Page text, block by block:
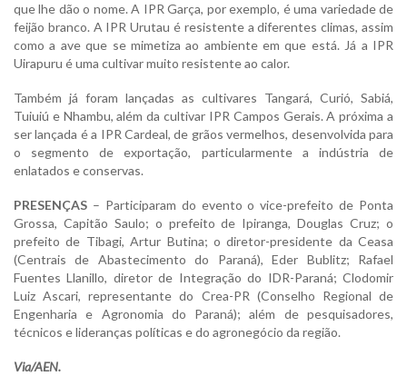
que lhe dão o nome. A IPR Garça, por exemplo, é uma variedade de
feijão branco. A IPR Urutau é resistente a diferentes climas, assim
como a ave que se mimetiza ao ambiente em que está. Já a IPR
Uirapuru é uma cultivar muito resistente ao calor.
Também já foram lançadas as cultivares Tangará, Curió, Sabiá,
Tuiuiú e Nhambu, além da cultivar IPR Campos Gerais. A próxima a
ser lançada é a IPR Cardeal, de grãos vermelhos, desenvolvida para
o segmento de exportação, particularmente a indústria de
enlatados e conservas.
PRESENÇAS – Participaram do evento o vice-prefeito de Ponta
Grossa, Capitão Saulo; o prefeito de Ipiranga, Douglas Cruz; o
prefeito de Tibagi, Artur Butina; o diretor-presidente da Ceasa
(Centrais de Abastecimento do Paraná), Eder Bublitz; Rafael
Fuentes Llanillo, diretor de Integração do IDR-Paraná; Clodomir
Luiz Ascari, representante do Crea-PR (Conselho Regional de
Engenharia e Agronomia do Paraná); além de pesquisadores,
técnicos e lideranças políticas e do agronegócio da região.
Via/AEN.